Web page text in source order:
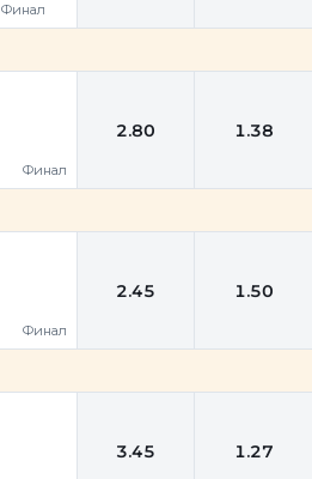
Финал
Финал
2.80 1.38
Финал
2.45 1.50
3.45 1.27